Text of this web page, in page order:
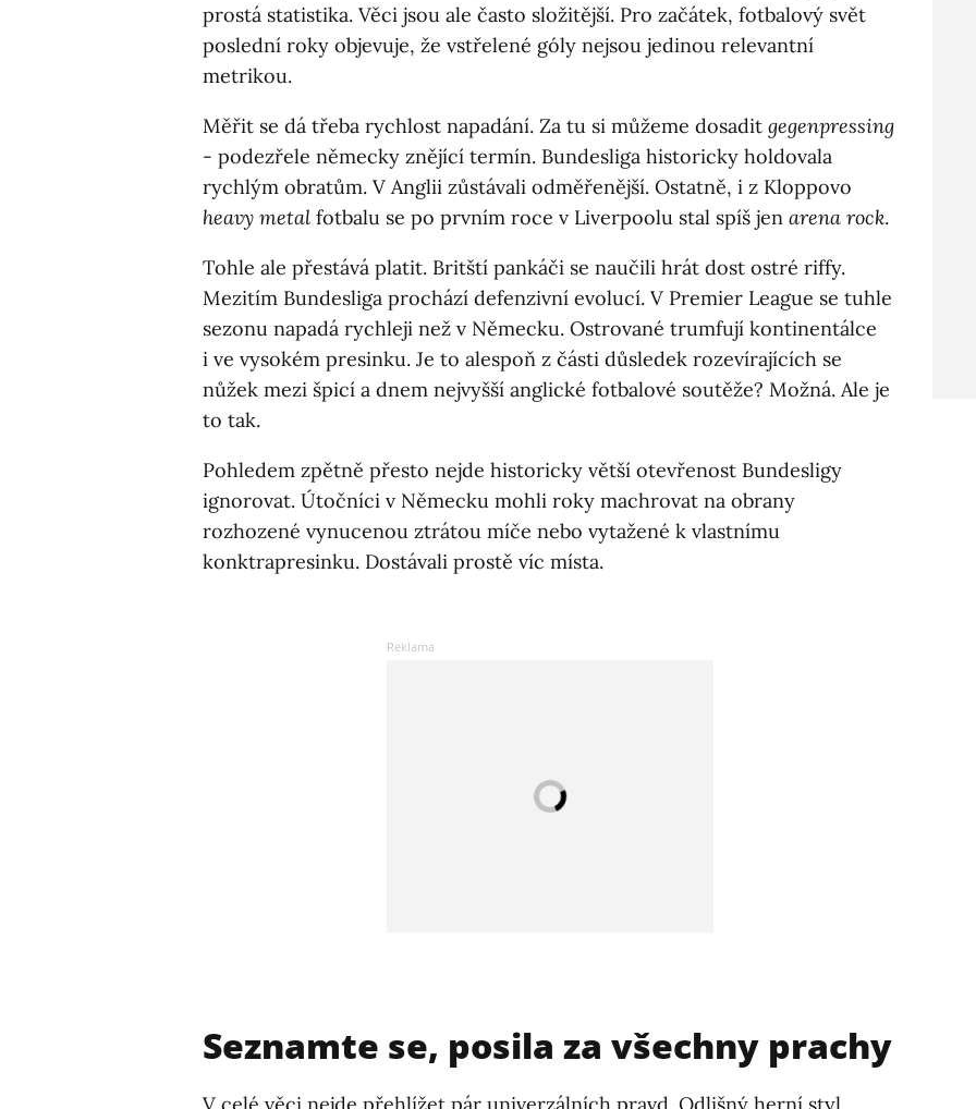
prostá statistika. Věci jsou ale často složitější. Pro začátek, fotbalový svět
poslední roky objevuje, že vstřelené góly nejsou jedinou relevantní
metrikou.
Měřit se dá třeba rychlost napadání. Za tu si můžeme dosadit gegenpressing
- podezřele německy znějící termín. Bundesliga historicky holdovala
rychlým obratům. V Anglii zůstávali odměřenější. Ostatně, i z Kloppovo
heavy metal fotbalu se po prvním roce v Liverpoolu stal spíš jen arena rock.
Tohle ale přestává platit. Britští pankáči se naučili hrát dost ostré riffy.
Mezitím Bundesliga prochází defenzivní evolucí. V Premier League se tuhle
sezonu napadá rychleji než v Německu. Ostrované trumfují kontinentálce
i ve vysokém presinku. Je to alespoň z části důsledek rozevírajících se
nůžek mezi špicí a dnem nejvyšší anglické fotbalové soutěže? Možná. Ale je
to tak.
Pohledem zpětně přesto nejde historicky větší otevřenost Bundesligy
ignorovat. Útočníci v Německu mohli roky machrovat na obrany
rozhozené vynucenou ztrátou míče nebo vytažené k vlastnímu
konktrapresinku. Dostávali prostě víc místa.
Seznamte se, posila za všechny prachy
V celé věci nejde přehlížet pár univerzálních pravd. Odlišný herní styl,